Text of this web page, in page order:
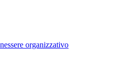
organizzativo